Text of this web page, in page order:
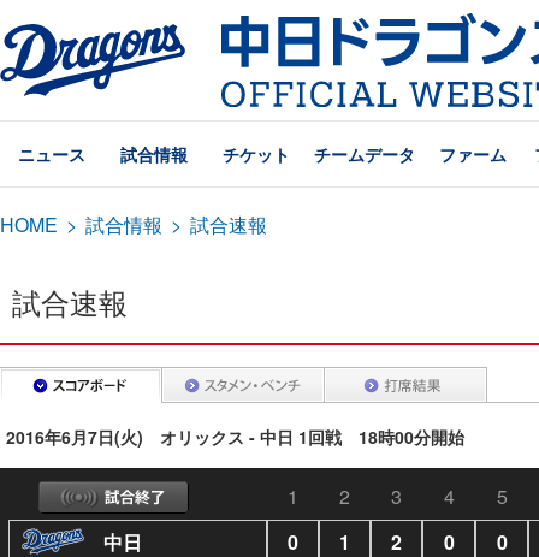
ニュース 試合情報 チケット チームデータ ファーム
HOME > 試合情報 > 試合速報
試合速報
2016年6月7日(火) オリックス - 中日 1回戦 18時00分開始
1 2 3 4
5
中日
0 1 2 0
0